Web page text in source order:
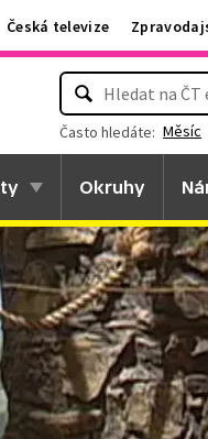
Česká televize
Často hledáte: Měsíc
Okruhy